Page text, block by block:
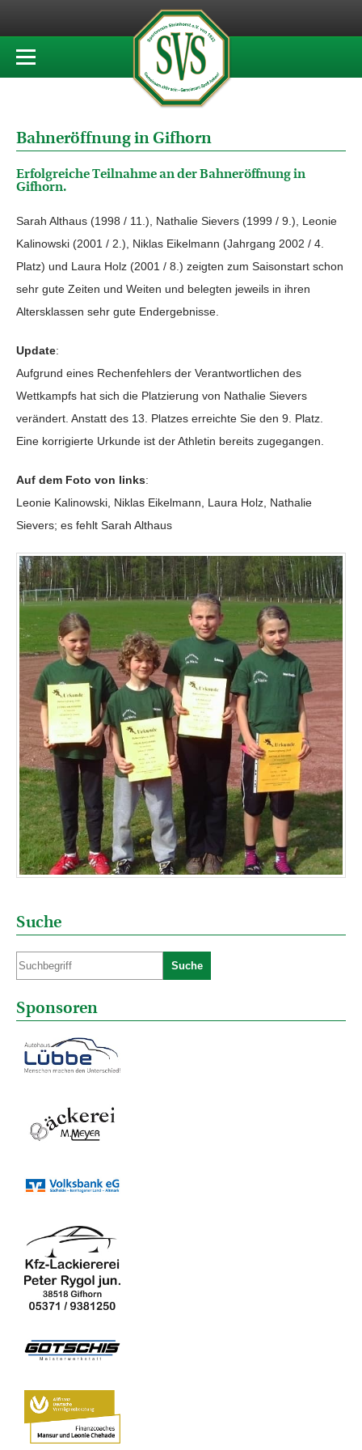
Bahneröffnung in Gifhorn
Erfolgreiche Teilnahme an der Bahneröffnung in
Gifhorn.
Sarah Althaus (1998 / 11.), Nathalie Sievers (1999 / 9.), Leonie
Kalinowski (2001 / 2.), Niklas Eikelmann (Jahrgang 2002 / 4.
Platz) und Laura Holz (2001 / 8.) zeigten zum Saisonstart schon
sehr gute Zeiten und Weiten und belegten jeweils in ihren
Altersklassen sehr gute Endergebnisse.
Update:
Aufgrund eines Rechenfehlers der Verantwortlichen des
Wettkampfs hat sich die Platzierung von Nathalie Sievers
verändert. Anstatt des 13. Platzes erreichte Sie den 9. Platz.
Eine korrigierte Urkunde ist der Athletin bereits zugegangen.
Auf dem Foto von links:
Leonie Kalinowski, Niklas Eikelmann, Laura Holz, Nathalie
Sievers; es fehlt Sarah Althaus
Suche
Suche
Sponsoren